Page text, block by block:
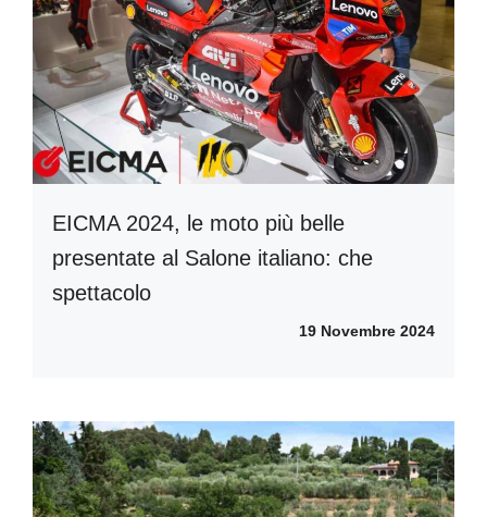
EICMA 2024, le moto più belle
presentate al Salone italiano: che
spettacolo
19 Novembre 2024